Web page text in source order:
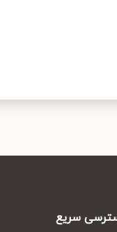
سریع